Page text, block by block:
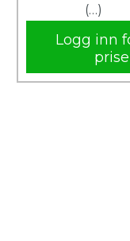
(…)
Logg inn